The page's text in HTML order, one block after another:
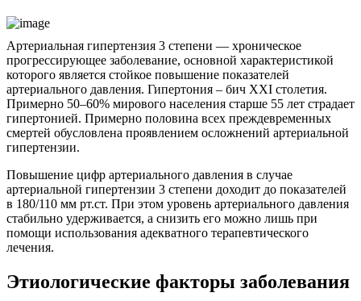
Артериальная гипертензия 3 степени — хроническое
прогрессирующее заболевание, основной характеристикой
которого является стойкое повышение показателей
артериального давления. Гипертония – бич XXI столетия.
Примерно 50–60% мирового населения старше 55 лет страдает
гипертонией. Примерно половина всех преждевременных
смертей обусловлена проявлением осложнений артериальной
гипертензии.
Повышение цифр артериального давления в случае
артериальной гипертензии 3 степени доходит до показателей
в 180/110 мм рт.ст. При этом уровень артериального давления
стабильно удерживается, а снизить его можно лишь при
помощи использования адекватного терапевтического
лечения.
Этиологические факторы заболевания